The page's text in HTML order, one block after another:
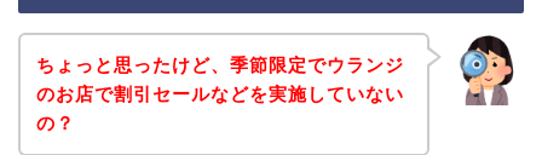
ちょっと思ったけど、季節限定でウランジ
のお店で割引セールなどを実施していない
の？